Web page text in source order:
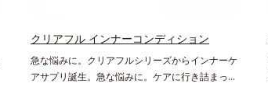
クリアフル インナーコンディション
急な悩みに。クリアフルシリーズからインナーケ
アサプリ誕生。急な悩みに。ケアに行き詰まった